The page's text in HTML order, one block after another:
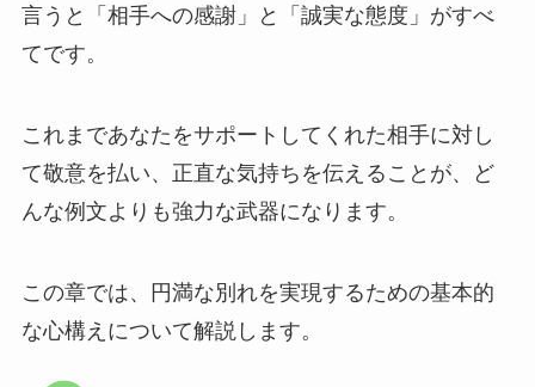
言うと「相手への感謝」と「誠実な態度」がすべ
てです。
これまであなたをサポートしてくれた相手に対し
て敬意を払い、正直な気持ちを伝えることが、ど
んな例文よりも強力な武器になります。
この章では、円満な別れを実現するための基本的
な心構えについて解説します。